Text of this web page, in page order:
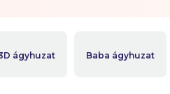
ágyhuzat Baba ágyhuzat